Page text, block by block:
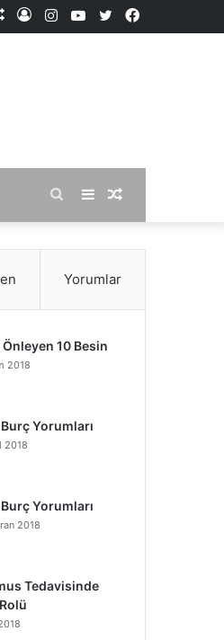
Facebook
X
YouTube
Instagram
Kayıt
Rastgele
Rastgele
Makale
Kenar
Bölmesi
Arama
yap
Yorumlar
10 Besin
2018
Yorumları
2018
Yorumları
2018
Tedavisinde